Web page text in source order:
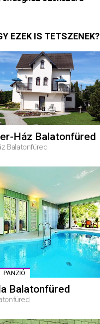
EZEK IS TETSZENEK?
Ház Balatonfüred
Balatonfüred
PANZIÓ
Balatonfüred